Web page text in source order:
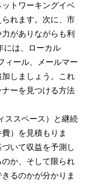
トワーキングイベ
れます。次に、市
がありながらも利
には、ローカル
ィール、メールマー
しましょう。これ
ーを見つける方法
ススペース）と継続
）を見積もりま
いて収益を予測し
か、そして限られ
るのかが分かりま